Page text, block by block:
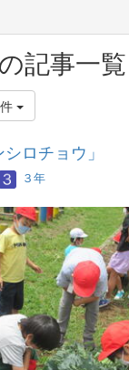
記事一覧
ロチョウ」
３年